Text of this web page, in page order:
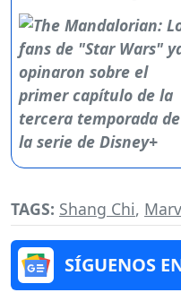
TAGS: Shang Chi,
SÍGUENOS